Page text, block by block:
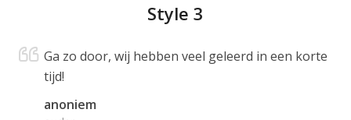
Style 3
Ga zo door, wij hebben veel geleerd in een korte
tijd!
anoniem